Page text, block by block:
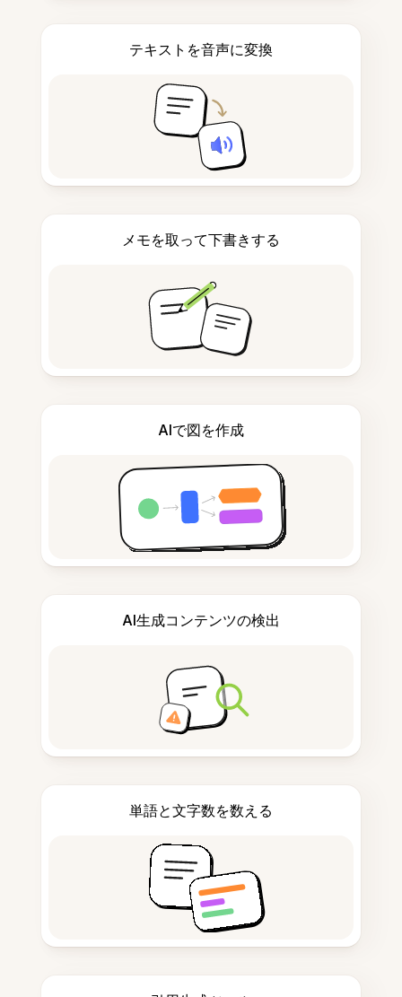
テキストを音声に変換
メモを取って下書きする
AIで図を作成
AI生成コンテンツの検出
単語と文字数を数える